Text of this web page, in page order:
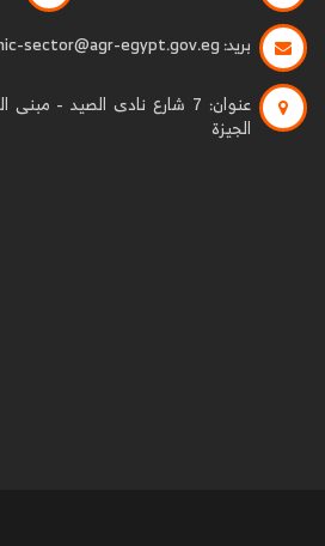
بريد:
عنوان:
7 شارع نادى الصيد -
الجيزة